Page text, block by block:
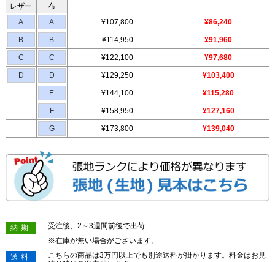
レザー
布
A
A ¥107,800 ¥86,240
B B ¥114,950 ¥91,960
C C ¥122,100 ¥97,680
D D ¥129,250 ¥103,400
E ¥144,100 ¥115,280
F ¥158,950 ¥127,160
G ¥173,800 ¥139,040
納期
受注後、2～3週間前後で出荷
※在庫が無い場合がございます。
送料
こちらの商品は3万円以上でも別途送料が掛かります。料金はお見